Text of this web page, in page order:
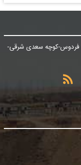
فردوس-کوچه سعدی شرقی-